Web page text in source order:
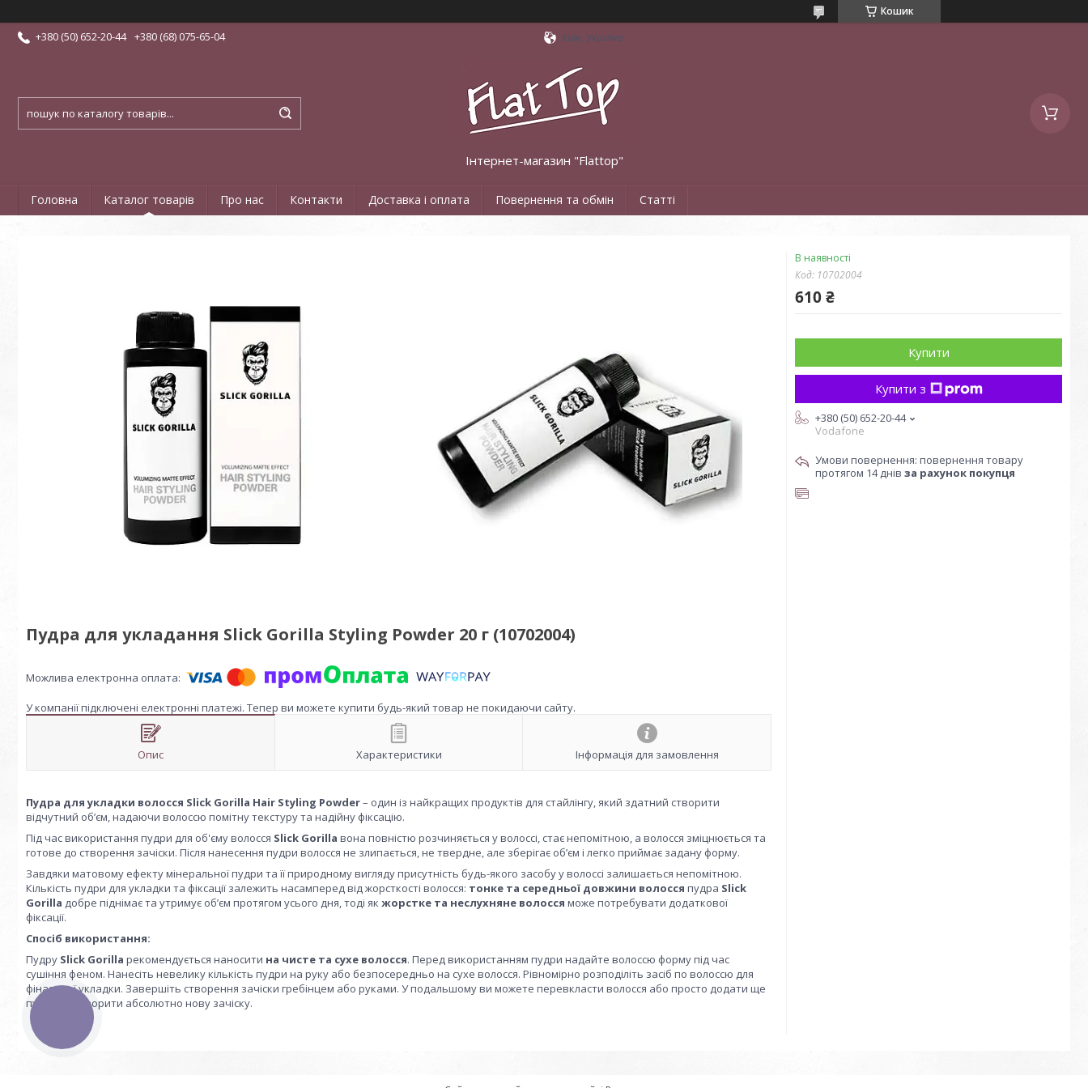
Кошик
+380 (50) 652-20-44 +380 (68) 075-65-04 Київ, Україна
Інтернет-магазин "Flattop"
Головна Каталог товарів Про нас Контакти Доставка і оплата Повернення та обмін Статті
Пудра для укладання Slick Gorilla Styling Powder 20 г (10702004)
У компанії підключені електронні платежі. Тепер ви можете купити будь-який товар не покидаючи сайту.
Опис Характеристики Інформація для замовлення
Пудра для укладки волосся Slick Gorilla Hair Styling Powder– один із найкращих продуктів для стайлінгу, який здатний створити
відчутний об’єм, надаючи волоссю помітну текстуру та надійну фіксацію.
Під час використання пудри для об'єму волосся Slick Gorilla вона повністю розчиняється у волоссі, стає непомітною, а волосся зміцнюється та
готове до створення зачіски. Після нанесення пудри волосся не злипається, не твердне, але зберігає об’єм і легко приймає задану форму.
Завдяки матовому ефекту мінеральної пудри та її природному вигляду присутність будь-якого засобу у волоссі залишається непомітною.
Кількість пудри для укладки та фіксації залежить насамперед від жорсткості волосся: тонке та середньої довжини волосся пудра Slick
Gorilla добре піднімає та утримує об’єм протягом усього дня, тоді як жорстке та неслухняне волосся може потребувати додаткової
фіксації.
Спосіб використання:
Пудру Slick Gorilla рекомендується наносити на чисте та сухе волосся. Перед використанням пудри надайте волоссю форму під час
сушіння феном. Нанесіть невелику кількість пудри на руку або безпосередньо на сухе волосся. Рівномірно розподіліть засіб по волоссю для
фінальної укладки. Завершіть створення зачіски гребінцем або руками. У подальшому ви можете перевкласти волосся або просто додати ще
пудри та створити абсолютно нову зачіску.
В наявності
Код: 10702004
610 ₴
Купити
Купити з
+380 (50) 652-20-44
Vodafone
повернення товару
протягом 14 днів за рахунок покупця